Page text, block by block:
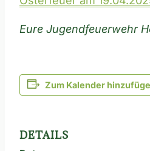
Eure Jugendfeuerwehr
Zum Kalender
DETAILS